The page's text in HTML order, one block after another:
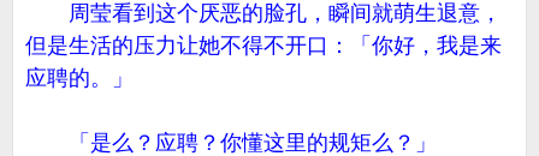
周莹看到这个厌恶的脸孔，瞬间就萌生退意，
但是生活的压力让她不得不开口：「你好，我是来
应聘的。」
「是么？应聘？你懂这里的规矩么？」